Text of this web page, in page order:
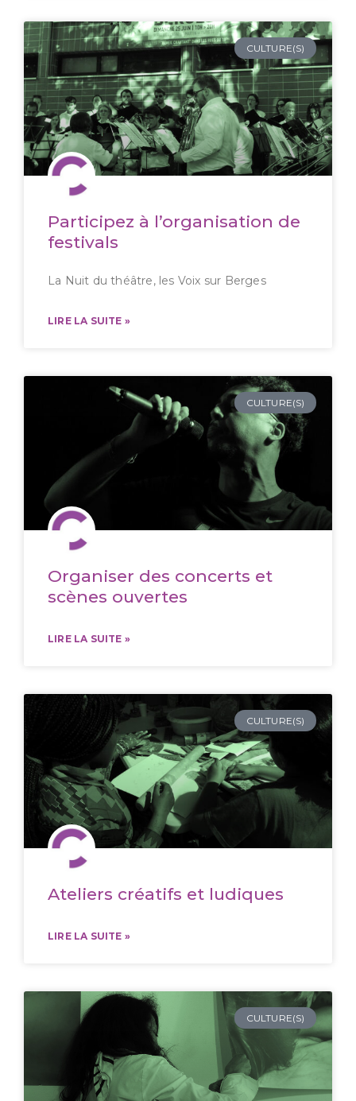
CULTURE(S)
Participez à l’organisation de
festivals
La Nuit du théâtre, les Voix sur Berges
LIRE LA SUITE »
CULTURE(S)
Organiser des concerts et
scènes ouvertes
LIRE LA SUITE »
CULTURE(S)
Ateliers créatifs et ludiques
LIRE LA SUITE »
CULTURE(S)